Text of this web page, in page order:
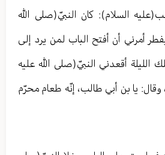
السلام): كان النبيّ(صلى الله
أمرني أن أفتح الباب لمن يرد إلى
الليلة أقعدني النبيّ(صلى الله عليه
وقال: يا بن أبي طالب، إنّه طعام محرّم